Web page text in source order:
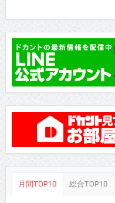
月間TOP10 総合TOP10